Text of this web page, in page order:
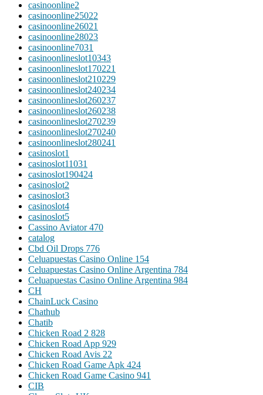
casinoonline2
casinoonline25022
casinoonline26021
casinoonline28023
casinoonline7031
casinoonlineslot10343
casinoonlineslot170221
casinoonlineslot210229
casinoonlineslot240234
casinoonlineslot260237
casinoonlineslot260238
casinoonlineslot270239
casinoonlineslot270240
casinoonlineslot280241
casinoslot1
casinoslot11031
casinoslot190424
casinoslot2
casinoslot3
casinoslot4
casinoslot5
Cassino Aviator 470
catalog
Cbd Oil Drops 776
Celuapuestas Casino Online 154
Celuapuestas Casino Online Argentina 784
Celuapuestas Casino Online Argentina 984
CH
ChainLuck Casino
Chathub
Chatib
Chicken Road 2 828
Chicken Road App 929
Chicken Road Avis 22
Chicken Road Game Apk 424
Chicken Road Game Casino 941
CIB